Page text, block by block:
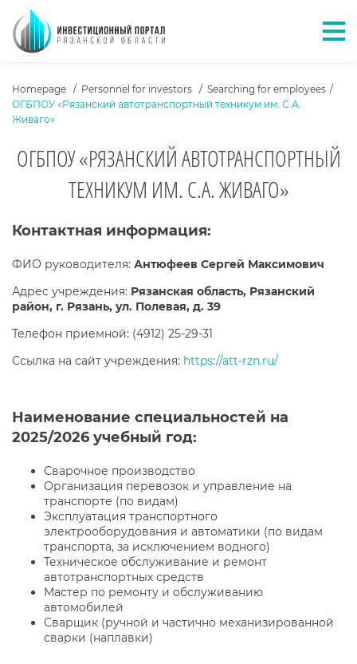
ХЛЕБНЫЕ КРОШКИ
Homepage Personnel for investors
Searching for employees
ОГБПОУ «Рязанский автотранспортный техникум им. С.А.
Живаго»
ОГБПОУ «РЯЗАНСКИЙ АВТОТРАНСПОРТНЫЙ
ТЕХНИКУМ ИМ. С.А. ЖИВАГО»
ТЕКСТ ПАРТНЕРА
Контактная информация:
ФИО руководителя: Антюфеев Сергей Максимович
Адрес учреждения: Рязанская область, Рязанский
район, г. Рязань, ул. Полевая, д. 39
Телефон приемной: (4912) 25-29-31
Ссылка на сайт учреждения: https://att-rzn.ru/
Наименование специальностей на
2025/2026 учебный год:
Сварочное производство
Организация перевозок и управление на
транспорте (по видам)
Эксплуатация транспортного
электрооборудования и автоматики (по видам
транспорта, за исключением водного)
Техническое обслуживание и ремонт
автотранспортных средств
Мастер по ремонту и обслуживанию
автомобилей
Сварщик (ручной и частично механизированной
сварки (наплавки)